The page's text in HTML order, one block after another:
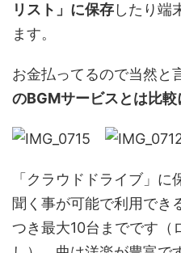
リスト」に保存したり端
ます。
お金払ってるので当然と
のBGMサービスとは比較
「クラウドドライブ」
聞く事が可能で利用でき
つき最大10台までです（